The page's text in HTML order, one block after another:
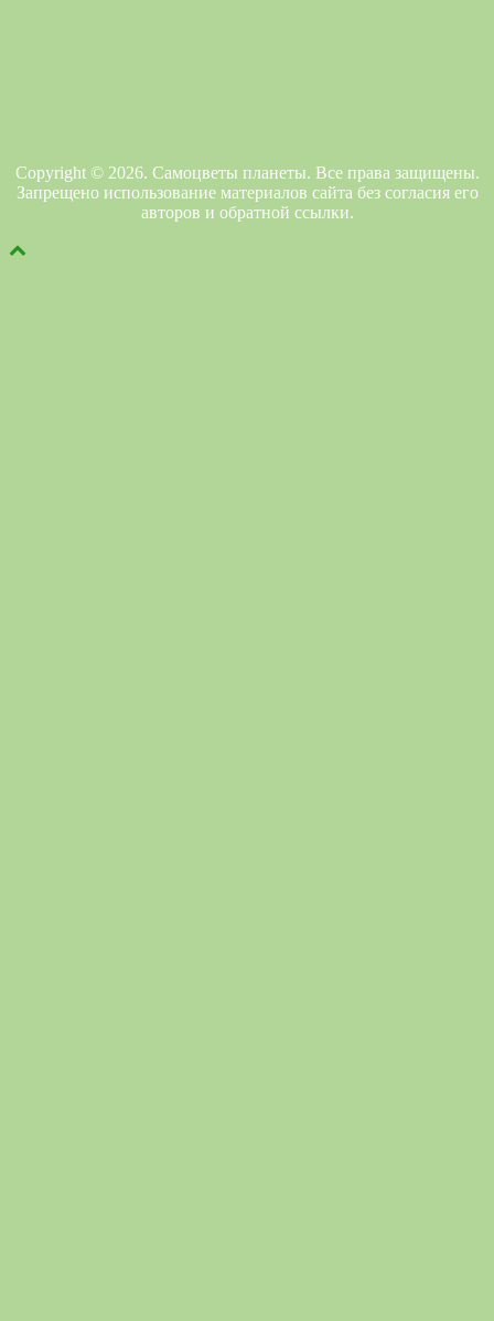
Copyright © 2026. Самоцветы планеты. Все права защищены.
Запрещено использование материалов сайта без согласия его
авторов и обратной ссылки.